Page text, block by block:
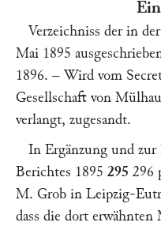
Verzeichniss der in
Mai 1895
1896. – Wird vom
Gesellschaft von
verlangt, zugesandt.
In Ergänzung und
Berichtes 1895 295 296
M. Grob in Leipzig-
dass die dort